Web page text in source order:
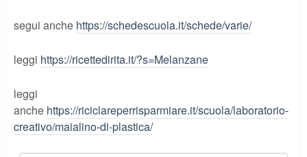
segui anche https://schedescuola.it/schede/varie/
leggi https://ricettedirita.it/?s=Melanzane
leggi
anche https://riciclareperrisparmiare.it/scuola/laboratorio-
creativo/maialino-di-plastica/